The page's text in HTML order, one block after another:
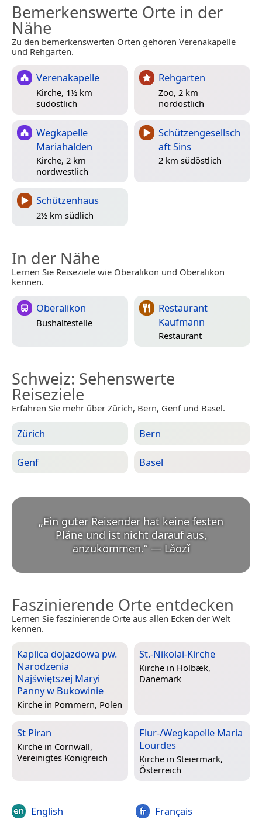
Bemerkenswerte Orte in der
Nähe
Zu den bemerkenswerten Orten gehören Verenakapelle
und Rehgarten.
Verenakapelle
Kirche, 1½ km
südöstlich
Rehgarten
Zoo, 2 km
nordöstlich
Wegkapelle
Mariahalden
Kirche, 2 km
nordwestlich
Schützengesellsch
aft Sins
2 km südöstlich
Schützenhaus
2½ km südlich
In der Nähe
Lernen Sie Reiseziele wie Oberalikon und Oberalikon
kennen.
Oberalikon
Bushaltestelle
Restaurant
Kaufmann
Restaurant
Schweiz: Sehenswerte
Reiseziele
Erfahren Sie mehr über Zürich, Bern, Genf und Basel.
Zürich Bern
Genf Basel
„Ein guter Reisender hat keine festen
Pläne und ist nicht darauf aus,
anzukommen.“ — Lǎozǐ
Faszinierende Orte entdecken
Lernen Sie faszinierende Orte aus allen Ecken der Welt
kennen.
Kaplica dojazdowa pw.
Narodzenia
Najświętszej Maryi
Panny w Bukowinie
Kirche in Pommern, Polen
St.-Nikolai-Kirche
Kirche in Holbæk,
Dänemark
St Piran
Kirche in Cornwall,
Vereinigtes Königreich
Flur-/Wegkapelle Maria
Lourdes
Kirche in Steiermark,
Österreich
English Français